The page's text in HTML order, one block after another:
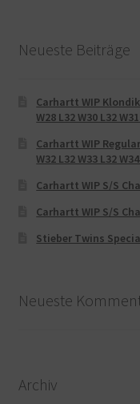
Neueste Beiträge
Carhartt WIP
W28 L32 W30 L32
Carhartt WIP
W32 L32 W33 L32
Carhartt WIP S/S
Carhartt WIP S/S
Stieber Twins
Neueste
Archiv